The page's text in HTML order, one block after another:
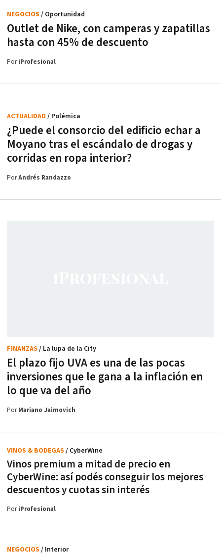
Outlet de Nike, con camperas y zapatillas
hasta con 45% de descuento
NEGOCIOS / Oportunidad
PoriProfesional
¿Puede el consorcio del edificio echar a
Moyano tras el escándalo de drogas y
corridas en ropa interior?
ACTUALIDAD / Polémica
PorAndrés Randazzo
El plazo fijo UVA es una de las pocas
inversiones que le gana a la inflación en
lo que va del año
FINANZAS / La lupa de la City
PorMariano Jaimovich
Vinos premium a mitad de precio en
CyberWine: así podés conseguir los mejores
descuentos y cuotas sin interés
VINOS & BODEGAS / CyberWine
PoriProfesional
NEGOCIOS / Interior